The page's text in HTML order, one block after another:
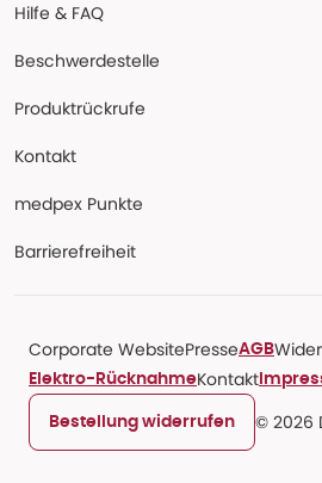
Hilfe & FAQ
Beschwerdestelle
Produktrückrufe
Kontakt
medpex Punkte
Barrierefreiheit
Corporate WebsitePresseAGB
Elektro-RücknahmeKontakt
Bestellung widerrufen © 2026